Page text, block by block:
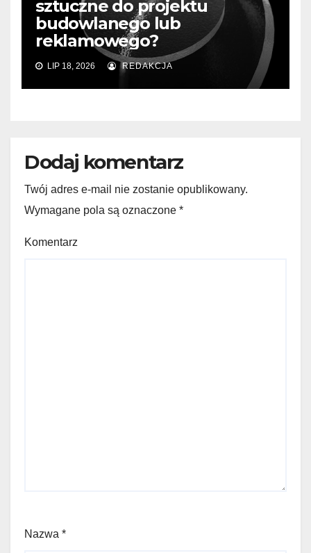
sztuczne do projektu
budowlanego lub
reklamowego?
LIP 18, 2026 REDAKCJA
Dodaj komentarz
Twój adres e-mail nie zostanie opublikowany.
Wymagane pola są oznaczone *
Komentarz
Nazwa *